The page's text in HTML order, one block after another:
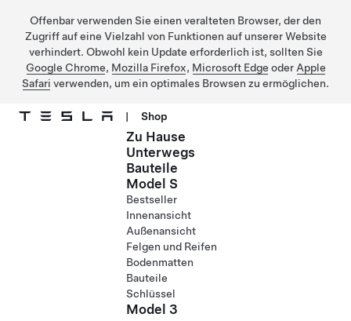
Offenbar verwenden Sie einen veralteten Browser, der den
Zugriff auf eine Vielzahl von Funktionen auf unserer Website
verhindert. Obwohl kein Update erforderlich ist, sollten Sie
Google Chrome, Mozilla Firefox, Microsoft Edge oder Apple
Safari verwenden, um ein optimales Browsen zu ermöglichen.
| Shop
Zu Hause
Unterwegs
Bauteile
Model S
Bestseller
Innenansicht
Außenansicht
Felgen und Reifen
Bodenmatten
Bauteile
Schlüssel
Model 3